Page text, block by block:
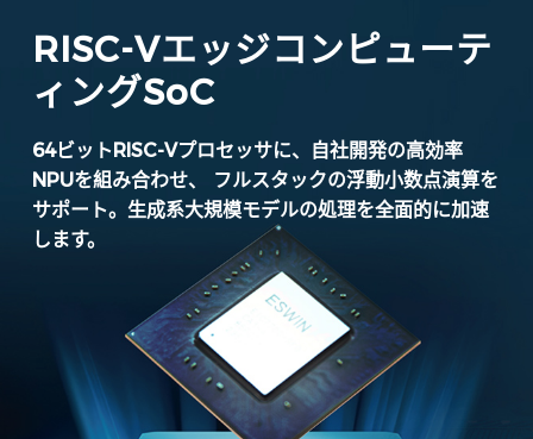
RISC-Vエッジコンピューテ
ィングSoC
64ビットRISC-Vプロセッサに、
自社開発の高効率
NPUを組み合わせ、
フルスタックの浮動小数点演算を
サポート。 生成系大規模モデルの処理を全面的に加速
します。